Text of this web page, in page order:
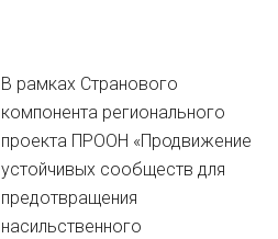
В рамках Странового
компонента регионального
проекта ПРООН «Продвижение
устойчивых сообществ для
предотвращения
насильственного